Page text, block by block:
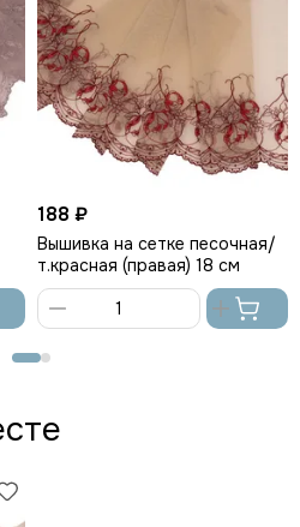
188 ₽
Вышивка на сетке песочная/
т.красная (правая) 18 см